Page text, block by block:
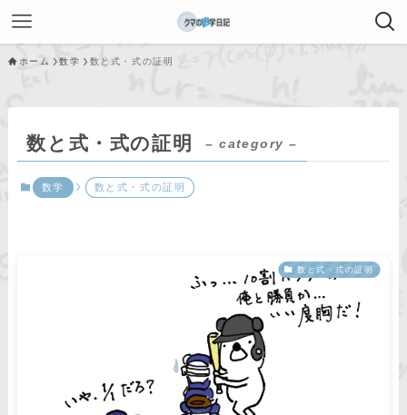
ホーム 数学 数と式・式の証明
数と式・式の証明 – category –
数学 数と式・式の証明
数と式・式の証明